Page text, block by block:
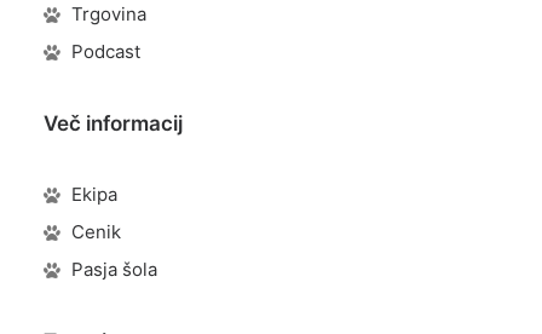
Trgovina
Podcast
Več informacij
Ekipa
Cenik
Pasja šola